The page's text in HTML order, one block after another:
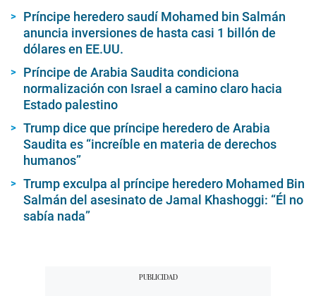
Príncipe heredero saudí Mohamed bin Salmán
anuncia inversiones de hasta casi 1 billón de
dólares en EE.UU.
Príncipe de Arabia Saudita condiciona
normalización con Israel a camino claro hacia
Estado palestino
Trump dice que príncipe heredero de Arabia
Saudita es “increíble en materia de derechos
humanos”
Trump exculpa al príncipe heredero Mohamed Bin
Salmán del asesinato de Jamal Khashoggi: “Él no
sabía nada”